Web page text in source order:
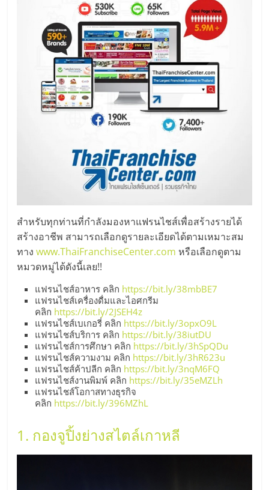
ไชส์
ขาย
แฟ
แฟ
รน
ไชส์
ขาย
หน้า
บ้าน
ลงทุน
น้อย
สำหรับทุกท่านที่กำลังมองหาแฟรนไชส์เพื่อสร้างรายได้
สร้างอาชีพ สามารถเลือกดูรายละเอียดได้ตามเหมาะสม
ทางwww.ThaiFranchiseCenter.com หรือเลือกดูตาม
หมวดหมู่ได้ดังนี้เลย!!
แฟรนไชส์อาหาร คลิก https://bit.ly/38mbBE7
แฟรนไชส์เครื่องดื่มและไอศกรีม
คลิก https://bit.ly/2JSEH4z
แฟรนไชส์เบเกอรี่ คลิก https://bit.ly/3opxO9L
แฟรนไชส์บริการ คลิก https://bit.ly/38iutDU
แฟรนไชส์การศึกษา คลิก https://bit.ly/3hSpQDu
แฟรนไชส์ความงาม คลิก https://bit.ly/3hR623u
แฟรนไชส์ค้าปลีก คลิก https://bit.ly/3nqM6FQ
แฟรนไชส์งานพิมพ์ คลิก https://bit.ly/35eMZLh
แฟรนไชส์โอกาสทางธุรกิจ
คลิก https://bit.ly/396MZhL
1. กองจูปิ้งย่างสไตล์เกาหลี